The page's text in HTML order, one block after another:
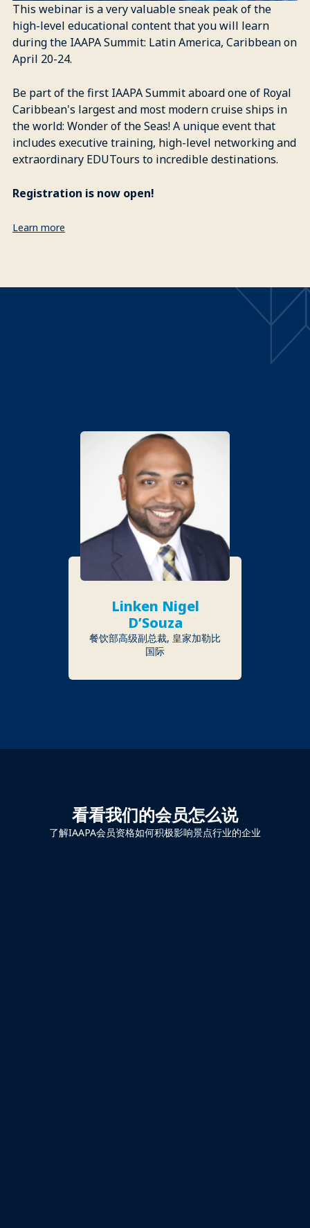
This webinar is a very valuable sneak peak of the
high-level educational content that you will learn
during the IAAPA Summit: Latin America, Caribbean on
April 20-24.
Be part of the first IAAPA Summit aboard one of Royal
Caribbean's largest and most modern cruise ships in
the world: Wonder of the Seas! A unique event that
includes executive training, high-level networking and
extraordinary EDUTours to incredible destinations.
Registration is now open!
Learn more
Linken Nigel
D’Souza
餐饮部高级副总裁, 皇家加勒比
国际
看看我们的会员怎么说
了解IAAPA会员资格如何积极影响景点行业的企业